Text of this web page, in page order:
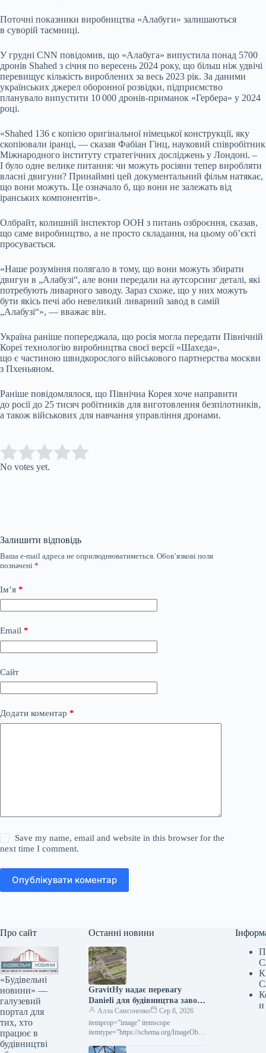
Поточні показники виробництва «Алабуги» залишаються
в суворій таємниці.
У грудні CNN повідомив, що «Алабуга» випустила понад 5700
дронів Shahed з січня по вересень 2024 року, що більш ніж удвічі
перевищує кількість вироблених за весь 2023 рік. За даними
українських джерел оборонної розвідки, підприємство
планувало випустити 10 000 дронів-приманок «Гербера» у 2024
році.
«Shahed 136 є копією оригінальної німецької конструкції, яку
скопіювали іранці, — сказав Фабіан Гінц, науковий співробітник
Міжнародного інституту стратегічних досліджень у Лондоні. –
І було одне велике питання: чи можуть росіяни тепер виробляти
власні двигуни? Принаймні цей документальний фільм натякає,
що вони можуть. Це означало б, що вони не залежать від
іранських компонентів».
Олбрайт, колишній інспектор ООН з питань озброєння, сказав,
що саме виробництво, а не просто складання, на цьому об’єкті
просувається.
«Наше розуміння полягало в тому, що вони можуть збирати
двигун в „Алабузі“, але вони передали на аутсорсинг деталі, які
потребують ливарного заводу. Зараз схоже, що у них можуть
бути якісь печі або невеликий ливарний завод в самій
„Алабузі“», — вважає він.
Україна раніше попереджала, що росія могла передати Північній
Кореї технологію виробництва своєї версії «Шахеда»,
що є частиною швидкорослого військового партнерства москви
з Пхеньяном.
Раніше повідомлялося, що Північна Корея хоче направити
до росії до 25 тисяч робітників для виготовлення безпілотників,
а також військових для навчання управління дронами.
Rate this item:
No votes yet.
Залишити відповідь
Ваша e-mail адреса не оприлюднюватиметься. Обов’язкові поля
позначені *
Ім’я *
Email *
Сайт
Додати коментар *
Save my name, email and website in this browser for the
next time I comment.
Опублікувати коментар
Про сайт
«Будівельні
новини» —
галузевий
портал для
тих, хто
працює в
будівництві
Останні новини
GravitHy надає перевагу
Danieli для будівництва заводу
DRI у Фос-сюр-Мер
Алла Самсоненко
Сер 8, 2026
itemprop=”image” itemscope
itemtype=”https://schema.org/ImageObje
и